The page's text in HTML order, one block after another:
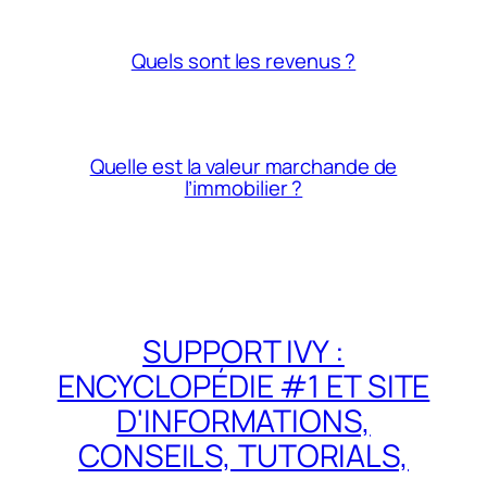
Quels sont les revenus ?
Quelle est la valeur marchande de
l’immobilier ?
SUPPORT IVY :
ENCYCLOPÉDIE #1 ET SITE
D'INFORMATIONS,
CONSEILS, TUTORIALS,